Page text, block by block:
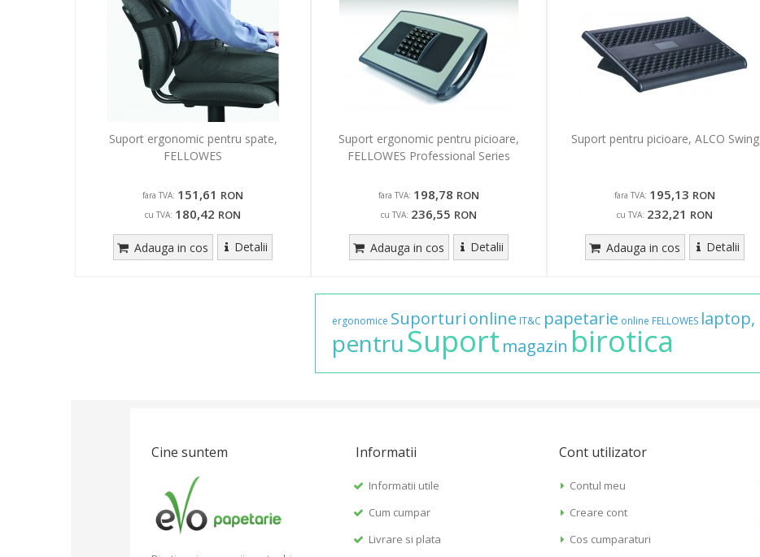
Suport ergonomic pentru spate,
FELLOWES
fara TVA: 151,61 RON
cu TVA: 180,42 RON
Adauga in cos Detalii
Suport ergonomic pentru picioare,
FELLOWES Professional Series
fara TVA: 198,78 RON
cu TVA: 236,55 RON
Adauga in cos Detalii
Suport pentru picioare, ALCO Swing
fara TVA: 195,13 RON
cu TVA: 232,21 RON
Adauga in cos Detalii
ergonomice Suporturionline IT&C papetarie online FELLOWES laptop,
pentruSuport magazin birotica
Cine suntem Informatii
Informatii utile
Cum cumpar
Livrare si plata
Cont utilizator
Contul meu
Creare cont
Cos cumparaturi